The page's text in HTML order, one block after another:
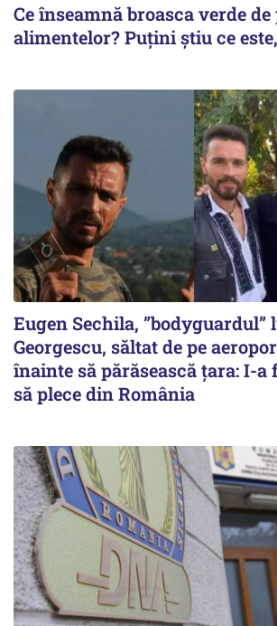
Ce înseamnă broasca verde
alimentelor? Puțini știu ce
Eugen Sechila, ”bodyguardul”
Georgescu, săltat de pe
înainte să părăsească țara: I-
să plece din România